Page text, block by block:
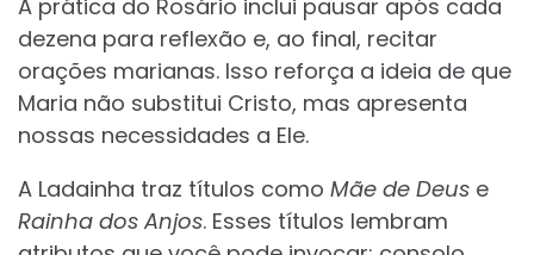
A prática do Rosário inclui pausar após cada
dezena para reflexão e, ao final, recitar
orações marianas. Isso reforça a ideia de que
Maria não substitui Cristo, mas apresenta
nossas necessidades a Ele.
A Ladainha traz títulos como Mãe de Deus e
Rainha dos Anjos. Esses títulos lembram